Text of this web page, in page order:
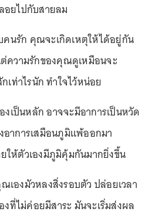
อยไปกับสายลม
คนรัก คุณจะเกิดเหตุให้ได้อยู่กัน
ความรักของคุณดูเหมือนจะ
เท่าไรนัก ทำใจไว้หน่อย
งเป็นหลัก อาจจะมีอาการเป็นหวัด
าการเสมือนภูมิแพ้ออกมา
ให้ตัวเองมีภูมิคุ้มกันมากยิ่งขึ้น
เองมัวหลงสิ่งรอบตัว ปล่อยเวลา
งที่ไม่ค่อยมีสาระ มันจะเริ่มส่งผล